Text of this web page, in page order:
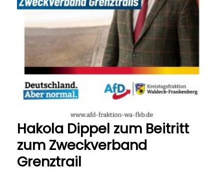
Hakola Dippel zum Beitritt
zum Zweckverband
Grenztrail